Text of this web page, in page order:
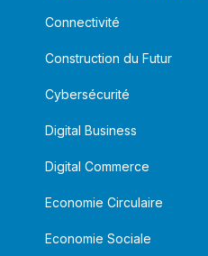
Connectivité
Construction du Futur
Cybersécurité
Digital Business
Digital Commerce
Economie Circulaire
Economie Sociale